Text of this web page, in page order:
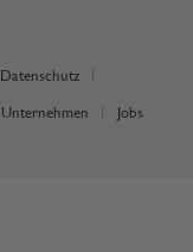
Datenschutz
Unternehmen Jobs